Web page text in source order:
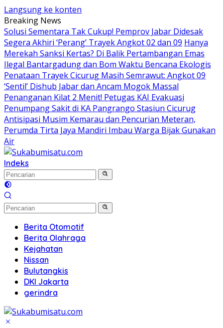
Langsung ke konten
Breaking News
Solusi Sementara Tak Cukup! Pemprov Jabar Didesak
Segera Akhiri ‘Perang’ Trayek Angkot 02 dan 09 Hanya
Merekah Sanksi Kertas? Di Balik Pertambangan Emas
Ilegal Bantargadung dan Bom Waktu Bencana Ekologis
Penataan Trayek Cicurug Masih Semrawut: Angkot 09
‘Sentil’ Dishub Jabar dan Ancam Mogok Massal
Penanganan Kilat 2 Menit! Petugas KAI Evakuasi
Penumpang Sakit di KA Pangrango Stasiun Cicurug
Antisipasi Musim Kemarau dan Pencurian Meteran,
Perumda Tirta Jaya Mandiri Imbau Warga Bijak Gunakan
Air
Indeks
Berita Otomotif
Berita Olahraga
Kejahatan
Nissan
Bulutangkis
DKI Jakarta
gerindra